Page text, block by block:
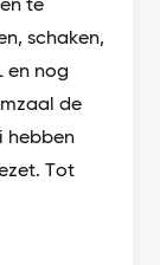
schaken,
en nog
de
hebben
Tot